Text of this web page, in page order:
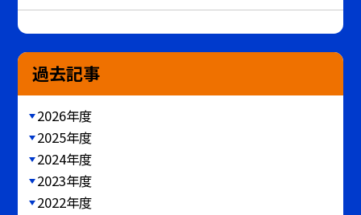
過去記事
2026年度
2025年度
2024年度
2023年度
2022年度